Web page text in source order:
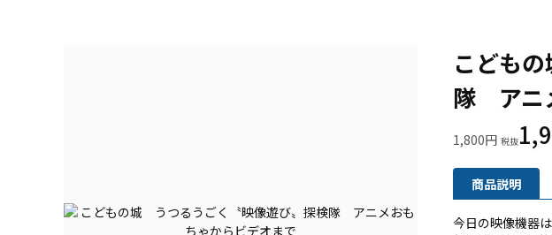
こども
隊 アニ
1,800円
商品説明
今日の映像機器